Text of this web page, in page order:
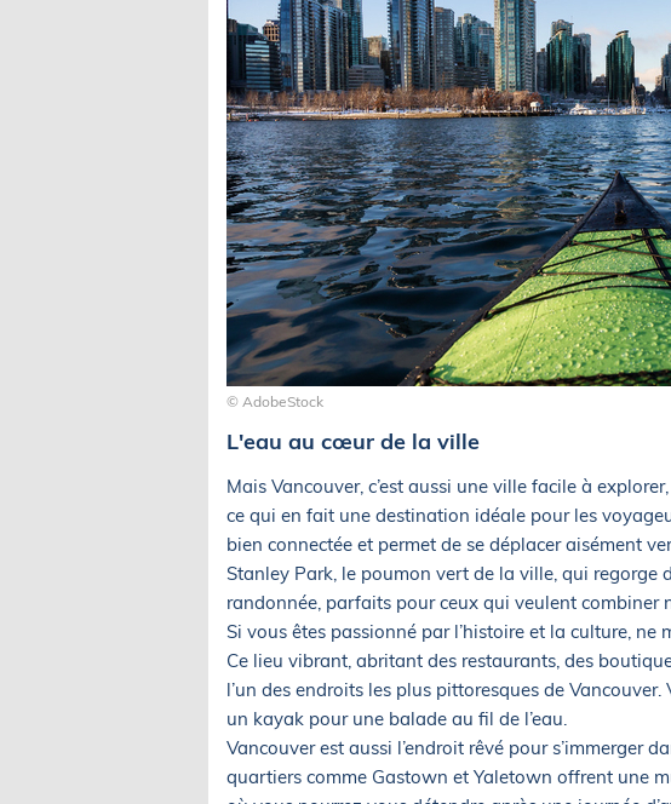
© AdobeStock
L'eau au cœur de la ville
Mais Vancouver, c’est aussi une ville facile à
ce qui en fait une destination idéale pour les
bien connectée et permet de se déplacer aisément
Stanley Park, le poumon vert de la ville, qui regorge
randonnée, parfaits pour ceux qui veulent combiner
Si vous êtes passionné par l’histoire et la culture, ne
Ce lieu vibrant, abritant des restaurants, des
l’un des endroits les plus pittoresques de
un kayak pour une balade au fil de l’eau.
Vancouver est aussi l’endroit rêvé pour s’immerger
quartiers comme Gastown et Yaletown offrent une